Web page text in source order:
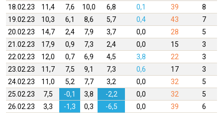
18.02.23
11,4 7,6 10,0 6,8 0,1 39 8
19.02.23
10,3 6,1 8,6 5,7 0,4 43 7
20.02.23
14,7 2,4 7,9 3,7 0,0 28 5
21.02.23
17,9 0,9 7,3 2,4 0,0 15 3
22.02.23
12,0 0,7 6,9 4,5 3,8 22 3
23.02.23
11,7 7,5 9,1 7,3 0,6 17 3
24.02.23
11,0 5,2 7,7 3,2 0,0 32 5
25.02.23
7,5 -0,1 3,8 -2,2 0,0 32 5
26.02.23
3,3 -1,3 0,3 -6,5 0,0 39 6